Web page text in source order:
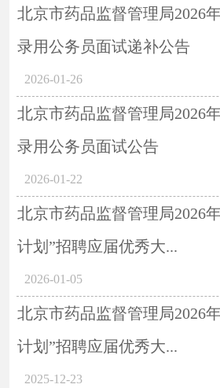
北京市药品监督管理局2026
录用公务员面试递补公告
2026-01-26
北京市药品监督管理局2026
录用公务员面试公告
2026-01-22
北京市药品监督管理局2026
计划”招聘应届优秀大...
2026-01-05
北京市药品监督管理局2026
计划”招聘应届优秀大...
2025-12-23